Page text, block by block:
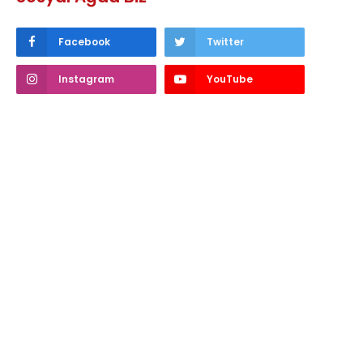
Facebook Twitter
Instagram YouTube